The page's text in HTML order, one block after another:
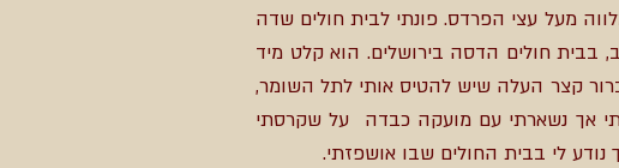
מעל עצי הפרדס. פונתי לבית חולים שדה
בבית חולים הדסה בירושלים. הוא קלט מיד
קצר העלה שיש להטיס אותי לתל השומר,
אך נשארתי עם מועקה כבדה על שקרסתי
לי בבית החולים שבו אושפזתי.